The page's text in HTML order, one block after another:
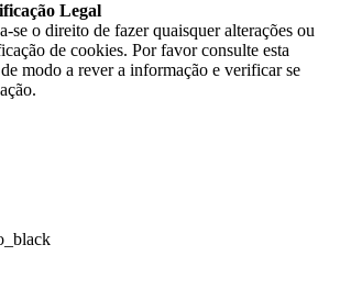
Legal
se o direito de fazer quaisquer alterações ou
de cookies. Por favor consulte esta
modo a rever a informação e verificar se